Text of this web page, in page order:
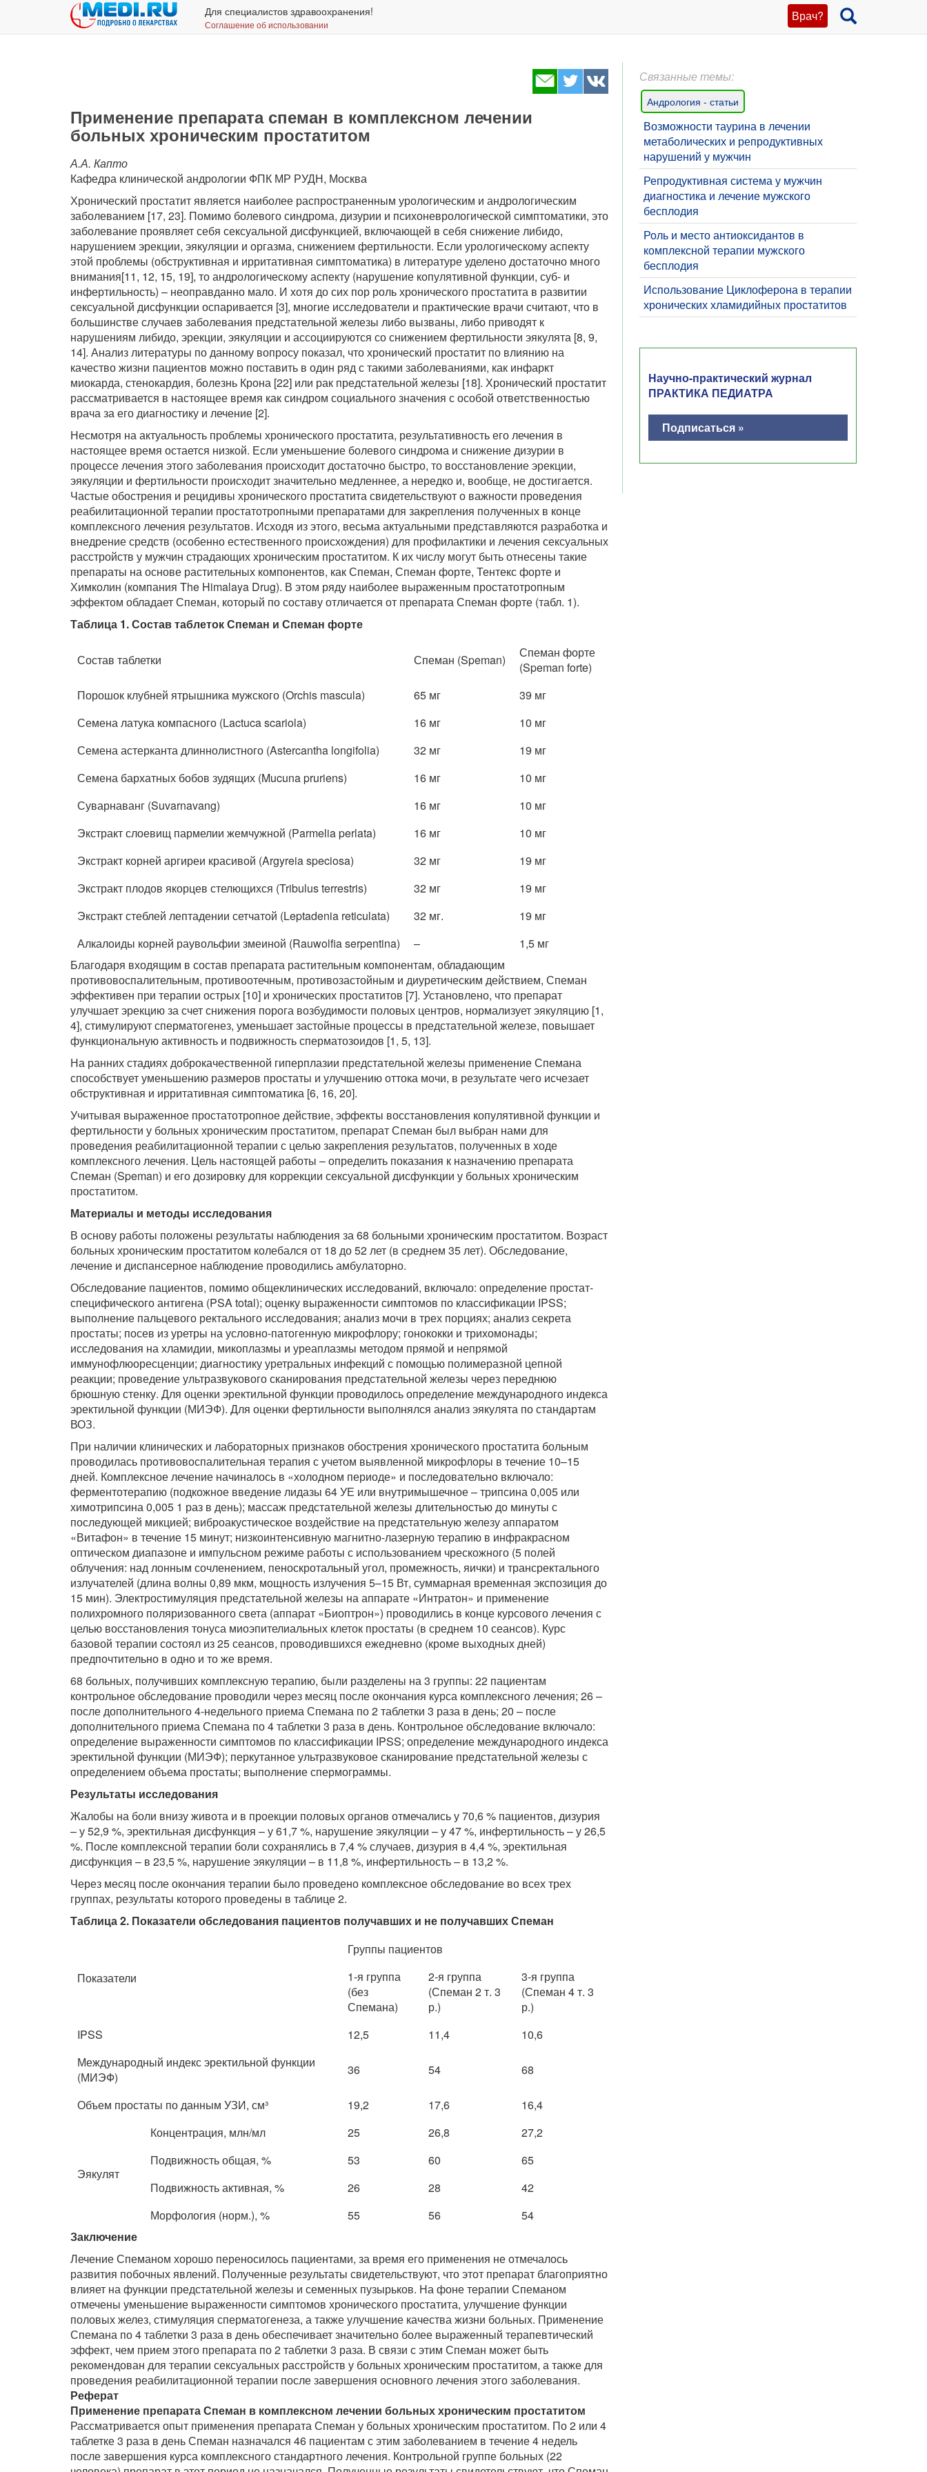
Врач?
Для специалистов здравоохранения!
Соглашение об использовании
Применение препарата спеман в комплексном лечении
больных хроническим простатитом
А.А. Капто
Кафедра клинической андрологии ФПК МР РУДН, Москва
Хронический простатит является наиболее распространенным урологическим и андрологическим
заболеванием [17, 23]. Помимо болевого синдрома, дизурии и психоневрологической симптоматики, это
заболевание проявляет себя сексуальной дисфункцией, включающей в себя снижение либидо,
нарушением эрекции, эякуляции и оргазма, снижением фертильности. Если урологическому аспекту
этой проблемы (обструктивная и ирритативная симптоматика) в литературе уделено достаточно много
внимания[11, 12, 15, 19], то андрологическому аспекту (нарушение копулятивной функции, суб- и
инфертильность) – неоправданно мало. И хотя до сих пор роль хронического простатита в развитии
сексуальной дисфункции оспаривается [3], многие исследователи и практические врачи считают, что в
большинстве случаев заболевания предстательной железы либо вызваны, либо приводят к
нарушениям либидо, эрекции, эякуляции и ассоциируются со снижением фертильности эякулята [8, 9,
14]. Анализ литературы по данному вопросу показал, что хронический простатит по влиянию на
качество жизни пациентов можно поставить в один ряд с такими заболеваниями, как инфаркт
миокарда, стенокардия, болезнь Крона [22] или рак предстательной железы [18]. Хронический простатит
рассматривается в настоящее время как синдром социального значения с особой ответственностью
врача за его диагностику и лечение [2].
Несмотря на актуальность проблемы хронического простатита, результативность его лечения в
настоящее время остается низкой. Если уменьшение болевого синдрома и снижение дизурии в
процессе лечения этого заболевания происходит достаточно быстро, то восстановление эрекции,
эякуляции и фертильности происходит значительно медленнее, а нередко и, вообще, не достигается.
Частые обострения и рецидивы хронического простатита свидетельствуют о важности проведения
реабилитационной терапии простатотропными препаратами для закрепления полученных в конце
комплексного лечения результатов. Исходя из этого, весьма актуальными представляются разработка и
внедрение средств (особенно естественного происхождения) для профилактики и лечения сексуальных
расстройств у мужчин страдающих хроническим простатитом. К их числу могут быть отнесены такие
препараты на основе растительных компонентов, как Спеман, Спеман форте, Тентекс форте и
Химколин (компания The Himalaya Drug). В этом ряду наиболее выраженным простатотропным
эффектом обладает Спеман, который по составу отличается от препарата Спеман форте (табл. 1).
Таблица 1. Состав таблеток Спеман и Спеман форте
Состав таблетки Спеман (Speman)
Спеман форте
(Speman forte)
Порошок клубней ятрышника мужского (Orchis mascula)
65 мг
39 мг
Семена латука компасного (Lactuca scariola)
16 мг
10 мг
Семена астерканта длиннолистного (Astercantha longifolia)
32 мг
19 мг
Семена бархатных бобов зудящих (Mucuna pruriens)
16 мг
10 мг
Суварнаванг (Suvarnavang)
16 мг
10 мг
Экстракт слоевищ пармелии жемчужной (Parmelia perlata)
16 мг
10 мг
Экстракт корней аргиреи красивой (Argyreia speciosa)
32 мг
19 мг
Экстракт плодов якорцев стелющихся (Tribulus terrestris)
32 мг
19 мг
Экстракт стеблей лептадении сетчатой (Leptadenia reticulata)
32 мг.
19 мг
Алкалоиды корней раувольфии змеиной (Rauwolfia serpentina)
–
1,5 мг
Благодаря входящим в состав препарата растительным компонентам, обладающим
противовоспалительным, противоотечным, противозастойным и диуретическим действием, Спеман
эффективен при терапии острых [10] и хронических простатитов [7]. Установлено, что препарат
улучшает эрекцию за счет снижения порога возбудимости половых центров, нормализует эякуляцию [1,
4], стимулируют сперматогенез, уменьшает застойные процессы в предстательной железе, повышает
функциональную активность и подвижность сперматозоидов [1, 5, 13].
На ранних стадиях доброкачественной гиперплазии предстательной железы применение Спемана
способствует уменьшению размеров простаты и улучшению оттока мочи, в результате чего исчезает
обструктивная и ирритативная симптоматика [6, 16, 20].
Учитывая выраженное простатотропное действие, эффекты восстановления копулятивной функции и
фертильности у больных хроническим простатитом, препарат Спеман был выбран нами для
проведения реабилитационной терапии с целью закрепления результатов, полученных в ходе
комплексного лечения. Цель настоящей работы – определить показания к назначению препарата
Спеман (Speman) и его дозировку для коррекции сексуальной дисфункции у больных хроническим
простатитом.
Материалы и методы исследования
В основу работы положены результаты наблюдения за 68 больными хроническим простатитом. Возраст
больных хроническим простатитом колебался от 18 до 52 лет (в среднем 35 лет). Обследование,
лечение и диспансерное наблюдение проводились амбулаторно.
Обследование пациентов, помимо общеклинических исследований, включало: определение простат-
специфического антигена (PSA total); оценку выраженности симптомов по классификации IPSS;
выполнение пальцевого ректального исследования; анализ мочи в трех порциях; анализ секрета
простаты; посев из уретры на условно-патогенную микрофлору; гонококки и трихомонады;
исследования на хламидии, микоплазмы и уреаплазмы методом прямой и непрямой
иммунофлюоресценции; диагностику уретральных инфекций с помощью полимеразной цепной
реакции; проведение ультразвукового сканирования предстательной железы через переднюю
брюшную стенку. Для оценки эректильной функции проводилось определение международного индекса
эректильной функции (МИЭФ). Для оценки фертильности выполнялся анализ эякулята по стандартам
ВОЗ.
При наличии клинических и лабораторных признаков обострения хронического простатита больным
проводилась противовоспалительная терапия с учетом выявленной микрофлоры в течение 10–15
дней. Комплексное лечение начиналось в «холодном периоде» и последовательно включало:
ферментотерапию (подкожное введение лидазы 64 УЕ или внутримышечное – трипсина 0,005 или
химотрипсина 0,005 1 раз в день); массаж предстательной железы длительностью до минуты с
последующей микцией; виброакустическое воздействие на предстательную железу аппаратом
«Витафон» в течение 15 минут; низкоинтенсивную магнитно-лазерную терапию в инфракрасном
оптическом диапазоне и импульсном режиме работы с использованием чрескожного (5 полей
облучения: над лонным сочленением, пеноскротальный угол, промежность, яички) и трансректального
излучателей (длина волны 0,89 мкм, мощность излучения 5–15 Вт, суммарная временная экспозиция до
15 мин). Электростимуляция предстательной железы на аппарате «Интратон» и применение
полихромного поляризованного света (аппарат «Биоптрон») проводились в конце курсового лечения с
целью восстановления тонуса миоэпителиальных клеток простаты (в среднем 10 сеансов). Курс
базовой терапии состоял из 25 сеансов, проводившихся ежедневно (кроме выходных дней)
предпочтительно в одно и то же время.
68 больных, получивших комплексную терапию, были разделены на 3 группы: 22 пациентам
контрольное обследование проводили через месяц после окончания курса комплексного лечения; 26 –
после дополнительного 4-недельного приема Спемана по 2 таблетки 3 раза в день; 20 – после
дополнительного приема Спемана по 4 таблетки 3 раза в день. Контрольное обследование включало:
определение выраженности симптомов по классификации IPSS; определение международного индекса
эректильной функции (МИЭФ); перкутанное ультразвуковое сканирование предстательной железы с
определением объема простаты; выполнение спермограммы.
Результаты исследования
Жалобы на боли внизу живота и в проекции половых органов отмечались у 70,6 % пациентов, дизурия
– у 52,9 %, эректильная дисфункция – у 61,7 %, нарушение эякуляции – у 47 %, инфертильность – у 26,5
%. После комплексной терапии боли сохранялись в 7,4 % случаев, дизурия в 4,4 %, эректильная
дисфункция – в 23,5 %, нарушение эякуляции – в 11,8 %, инфертильность – в 13,2 %.
Через месяц после окончания терапии было проведено комплексное обследование во всех трех
группах, результаты которого проведены в таблице 2.
Таблица 2. Показатели обследования пациентов получавших и не получавших Спеман
Показатели
Группы пациентов
1-я группа
(без
Спемана)
2-я группа
(Спеман 2 т. 3
р.)
3-я группа
(Спеман 4 т. 3
р.)
IPSS
12,5 11,4
10,6
Международный индекс эректильной функции
(МИЭФ)
36 54 68
Объем простаты по данным УЗИ, см³ 19,2 17,6 16,4
Эякулят
Концентрация, млн/мл 25 26,8
27,2
Подвижность общая, %
53 60
65
Подвижность активная, %
26 28
42
Морфология (норм.), %
55 56
54
Заключение
Лечение Спеманом хорошо переносилось пациентами, за время его применения не отмечалось
развития побочных явлений. Полученные результаты свидетельствуют, что этот препарат благоприятно
влияет на функции предстательной железы и семенных пузырьков. На фоне терапии Спеманом
отмечены уменьшение выраженности симптомов хронического простатита, улучшение функции
половых желез, стимуляция сперматогенеза, а также улучшение качества жизни больных. Применение
Спемана по 4 таблетки 3 раза в день обеспечивает значительно более выраженный терапевтический
эффект, чем прием этого препарата по 2 таблетки 3 раза. В связи с этим Спеман может быть
рекомендован для терапии сексуальных расстройств у больных хроническим простатитом, а также для
проведения реабилитационной терапии после завершения основного лечения этого заболевания.
Реферат
Применение препарата Спеман в комплексном лечении больных хроническим простатитом
Рассматривается опыт применения препарата Спеман у больных хроническим простатитом. По 2 или 4
таблетке 3 раза в день Спеман назначался 46 пациентам с этим заболеванием в течение 4 недель
после завершения курса комплексного стандартного лечения. Контрольной группе больных (22
Связанные темы:
Андрология - статьи
Возможности таурина в лечении
метаболических и репродуктивных
нарушений у мужчин
​Репродуктивная система у мужчин
диагностика и лечение мужского
бесплодия
Роль и место антиоксидантов в
комплексной терапии мужского
бесплодия
Использование Циклоферона в терапии
хронических хламидийных простатитов
Научно-практический журнал
ПРАКТИКА ПЕДИАТРА
Подписаться »